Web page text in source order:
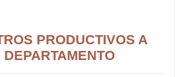
PRODUCTIVOS A